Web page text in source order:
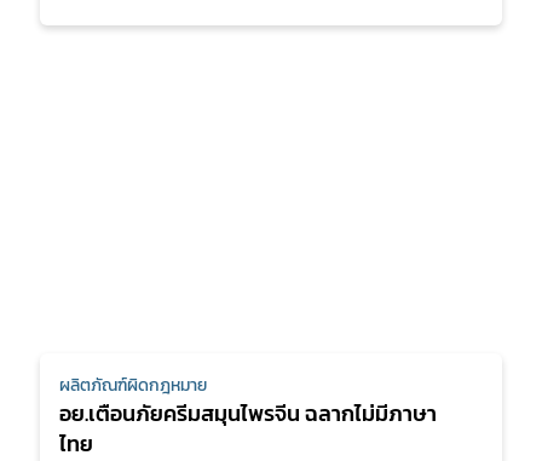
ผลิตภัณฑ์ผิดกฎหมาย
อย.เตือนภัยครีมสมุนไพรจีน ฉลากไม่มีภาษา
ไทย